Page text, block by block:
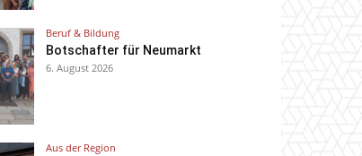
Beruf & Bildung
Botschafter für Neumarkt
6. August 2026
Aus der Region